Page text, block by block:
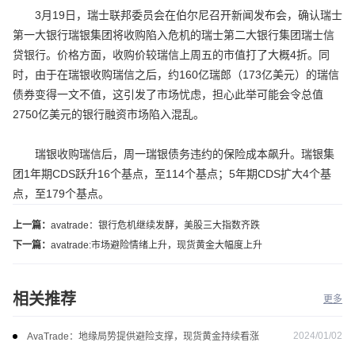
3月19日，瑞士联邦委员会在伯尔尼召开新闻发布会，确认瑞士
第一大银行瑞银集团将收购陷入危机的瑞士第二大银行集团瑞士信
贷银行。价格方面，收购价较瑞信上周五的市值打了大概4折。同
时，由于在瑞银收购瑞信之后，约160亿瑞郎（173亿美元）的瑞信
债券变得一文不值，这引发了市场忧虑，担心此举可能会令总值
2750亿美元的银行融资市场陷入混乱。
瑞银收购瑞信后，周一瑞银债务违约的保险成本飙升。瑞银集
团1年期CDS跃升16个基点，至114个基点；5年期CDS扩大4个基
点，至179个基点。
上一篇： avatrade：银行危机继续发酵，美股三大指数齐跌
下一篇： avatrade:市场避险情绪上升，现货黄金大幅度上升
相关推荐 更多
AvaTrade：地缘局势提供避险支撑，现货黄金持续看涨 2024/01/02